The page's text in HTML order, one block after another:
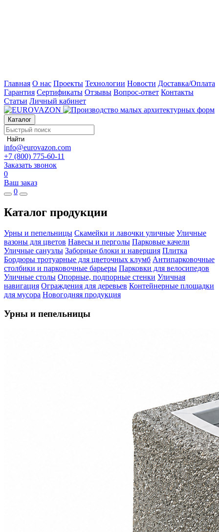
Главная О нас Проекты Технологии Новости Доставка/Оплата
Гарантия Сертификаты Отзывы Вопрос-ответ Контакты
Статьи Личный кабинет
Каталог
Найти
info@eurovazon.com
+7 (800) 775-60-11
Заказать звонок
0
Ваш заказ
0
Каталог продукции
Урны и пепельницы Скамейки и лавочки уличные Уличные
вазоны для цветов Навесы и перголы Парковые качели
Уличные санузлы Заборные блоки и навершия Плитка
Бордюры тротуарные для цветочных клумб Антипарковочные
столбики и парковочные барьеры Парковки для велосипедов
Уличные столы Опорные, подпорные стенки Уличная
навигация Ограждения для деревьев Контейнерные площадки
для мусора Новогодняя продукция
Урны и пепельницы